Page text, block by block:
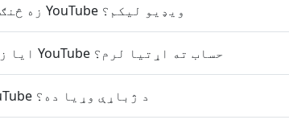
زه څنګه د YouTube ویډیو لیکم؟
ایا زه د YouTube حساب ته اړتیا لرم؟
YouTube د ژباړې وړيا ده؟